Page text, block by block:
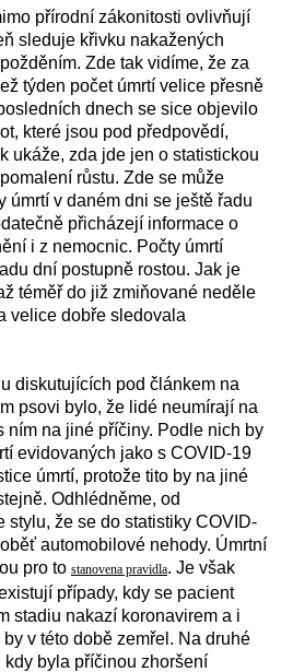
přírodní zákonitosti ovlivňují
sleduje křivku nakažených
Zde tak vidíme, že za
týden počet úmrtí velice přesně
dnech se sice objevilo
které jsou pod předpovědí,
ukáže, zda jde jen o statistickou
růstu. Zde se může
úmrtí v daném dni se ještě řadu
přicházejí informace o
i z nemocnic. Počty úmrtí
dní postupně rostou. Jak je
téměř do již zmiňované neděle
velice dobře sledovala
diskutujících pod článkem na
psovi bylo, že lidé neumírají na
ním na jiné příčiny. Podle nich by
evidovaných jako s COVID-19
úmrtí, protože tito by na jiné
Odhlédněme, od
stylu, že se do statistiky COVID-
automobilové nehody. Úmrtní
pro to stanovena pravidla. Je však
případy, kdy se pacient
stadiu nakazí koronavirem a i
v této době zemřel. Na druhé
kdy byla příčinou zhoršení